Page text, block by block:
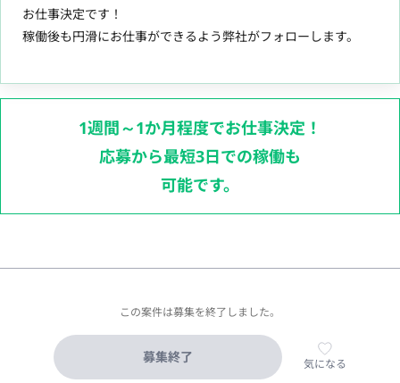
お仕事決定です！
稼働後も円滑にお仕事ができるよう弊社がフォローします。
1週間～1か月程度でお仕事決定！
応募から最短3日での稼働も
可能です。
この案件は募集を終了しました。
募集終了 気になる